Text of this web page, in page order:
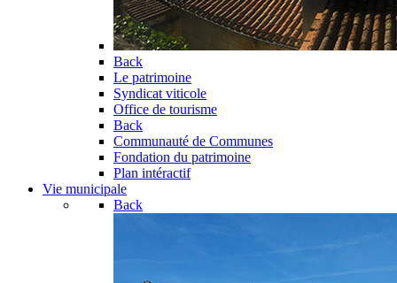
Back
Le patrimoine
Syndicat viticole
Office de tourisme
Back
Communauté de Communes
Fondation du patrimoine
Plan intéractif
Vie municipale
Back